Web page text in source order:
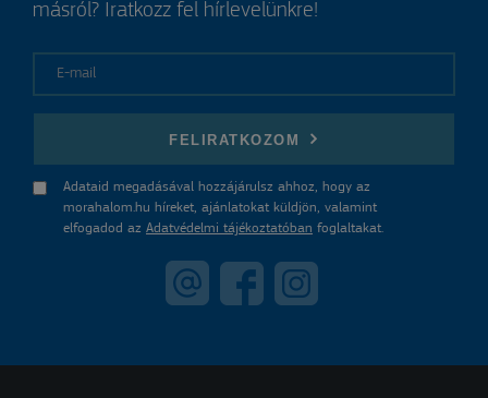
másról? Iratkozz fel hírlevelünkre!
FELIRATKOZOM
Adataid megadásával hozzájárulsz ahhoz, hogy az
morahalom.hu híreket, ajánlatokat küldjön, valamint
elfogadod az Adatvédelmi tájékoztatóban foglaltakat.